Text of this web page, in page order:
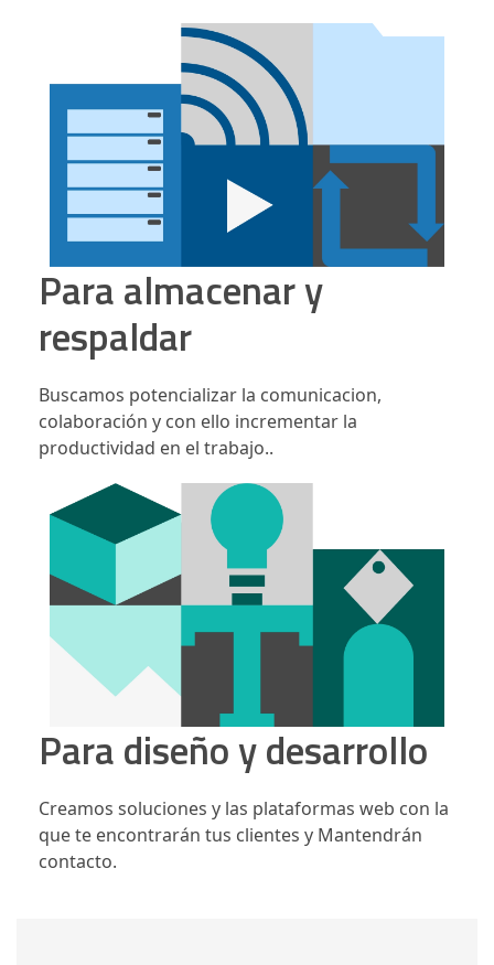
Para almacenar y
respaldar
Buscamos potencializar la comunicacion,
colaboración y con ello incrementar la
productividad en el trabajo..
Para diseño y desarrollo
Creamos soluciones y las plataformas web con la
que te encontrarán tus clientes y Mantendrán
contacto.